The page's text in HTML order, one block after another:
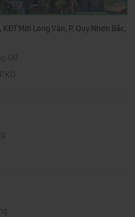
KĐT Mới Long Vân, P. Quy Nhơn Bắc,
GĐ